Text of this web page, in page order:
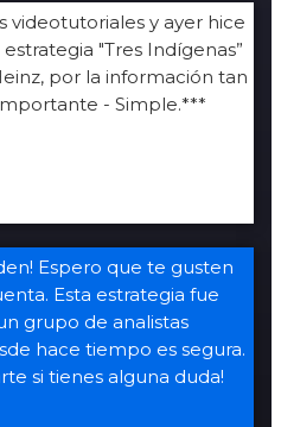
videotutoriales y ayer hice
"Tres Indígenas”
por la información tan
- Simple.***
Espero que te gusten
Esta estrategia fue
grupo de analistas
hace tiempo es segura.
si tienes alguna duda!